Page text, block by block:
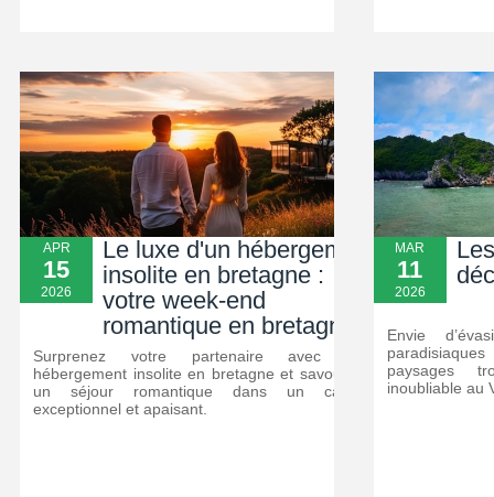
APR
15
2026
Le luxe d'un hébergement
insolite en bretagne :
votre week-end
romantique en bretagne
Surprenez votre partenaire avec un
hébergement insolite en bretagne et savourez
un séjour romantique dans un cadre
exceptionnel et apaisant.
MAR
11
2026
Envie
paysages
inoubliable au